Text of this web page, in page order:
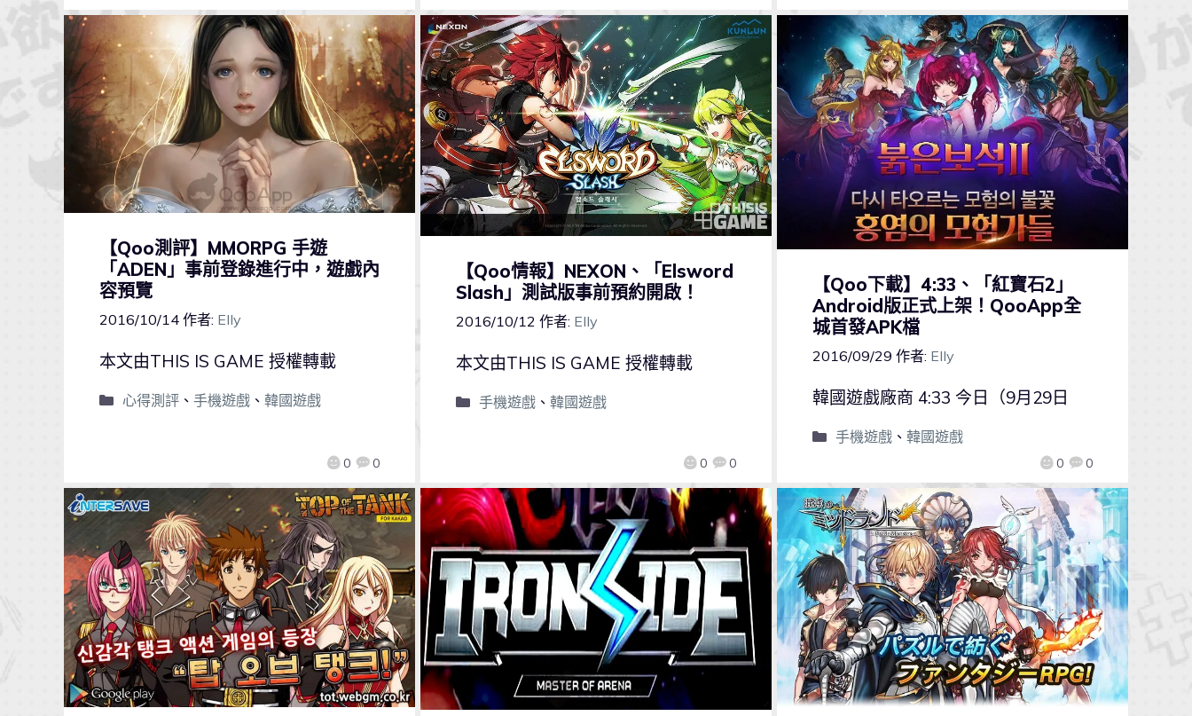
【Qoo測評】MMORPG 手遊
「ADEN」事前登錄進行中，遊戲內
容預覽
2016/10/14 作者: Elly
0 0
本文由THIS IS GAME 授權轉載
心得測評、 手機遊戲、 韓國遊戲
【Qoo情報】NEXON、「Elsword
Slash」測試版事前預約開啟！
2016/10/12 作者: Elly
0 0
本文由THIS IS GAME 授權轉載
手機遊戲、 韓國遊戲
【Qoo下載】4:33、「紅寶石2」
Android版正式上架！QooApp全
城首發APK檔
2016/09/29 作者: Elly
0 0
韓國遊戲廠商 4:33 今日（9月29日
手機遊戲、 韓國遊戲